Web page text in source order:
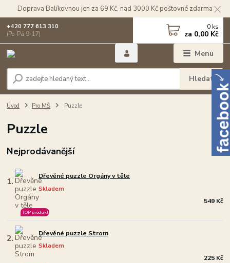
Doprava Balíkovnou jen za 69 Kč, nad 3000 Kč poštovné zdarma
Menu
Hledat
+420 777 613 310
(Po-Pá 9-17)
0 ks
za 0,00 Kč
Úvod Pro MŠ Puzzle
Puzzle
Nejprodávanější
1. Dřevěné puzzle Orgány v těle
Skladem
TOP produkt
549 Kč
2. Dřevěné puzzle Strom
Skladem
225 Kč